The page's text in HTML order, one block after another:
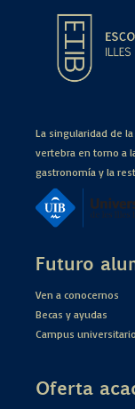
La singularidad de
vertebra en torno a
gastronomía y la
Futuro
Ven a conocernos
Becas y ayudas
Campus universitario
Oferta